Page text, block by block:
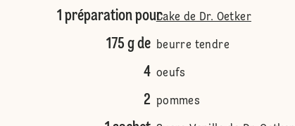
1 préparation pourCake de Dr. Oetker
175 g de beurre tendre
4 oeufs
2 pommes